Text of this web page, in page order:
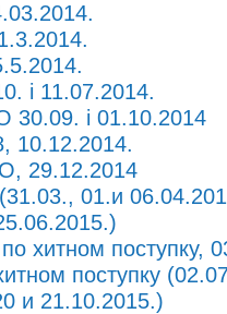
i 11.07.2014.
30.09. i 01.10.2014
10.12.2014.
29.12.2014
01.и
хитном поступку,
поступку
и 21.10.2015.)